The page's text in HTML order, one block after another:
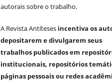
autorais sobre o trabalho.
A Revista Antíteses incentiva os
depositarem e divulgarem seus
trabalhos publicados em
institucionais, repositórios
páginas pessoais ou redes